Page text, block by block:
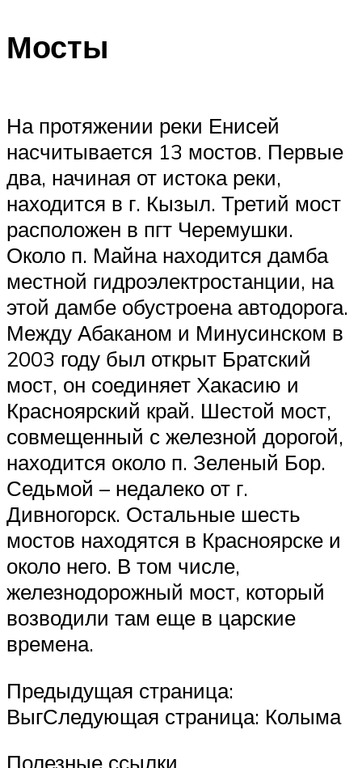
Мосты
На протяжении реки Енисей
насчитывается 13 мостов. Первые
два, начиная от истока реки,
находится в г. Кызыл. Третий мост
расположен в пгт Черемушки.
Около п. Майна находится дамба
местной гидроэлектростанции, на
этой дамбе обустроена автодорога.
Между Абаканом и Минусинском в
2003 году был открыт Братский
мост, он соединяет Хакасию и
Красноярский край. Шестой мост,
совмещенный с железной дорогой,
находится около п. Зеленый Бор.
Седьмой – недалеко от г.
Дивногорск. Остальные шесть
мостов находятся в Красноярске и
около него. В том числе,
железнодорожный мост, который
возводили там еще в царские
времена.
Предыдущая страница:
ВыгСледующая страница: Колыма
Полезные ссылки